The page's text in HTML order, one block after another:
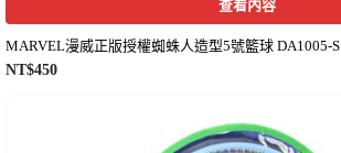
查看內容
MARVEL漫威正版授權蜘蛛人造型5號籃球 DA1005-S
NT$450